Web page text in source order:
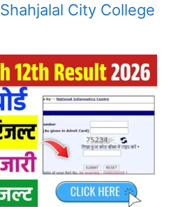
Shahjalal City College